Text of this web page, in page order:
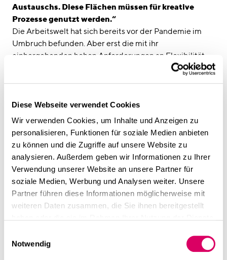
Diese Webseite verwendet Cookies
Wir verwenden Cookies, um Inhalte und Anzeigen zu
personalisieren, Funktionen für soziale Medien anbieten
zu können und die Zugriffe auf unsere Website zu
analysieren. Außerdem geben wir Informationen zu Ihrer
Verwendung unserer Website an unsere Partner für
soziale Medien, Werbung und Analysen weiter. Unsere
Partner führen diese Informationen möglicherweise mit
weiteren Daten zusammen, die Sie ihnen bereitgestellt
Notwendig
Austauschs. Diese Flächen müssen für kreative
Prozesse genutzt werden.“
Die Arbeitswelt hat sich bereits vor der Pandemie im
Umbruch befunden. Aber erst die mit ihr
einhergehenden hohen Anforderungen an Flexibilität
und technische Ausstattung haben die Entwicklung hin
Distanz-Modelle in zahllosen Bereichen als ausreichend
trag- und funktionsfähig erwiesen. Allerdings zu einem
hohen Preis. Denn nicht nur die Gesundheit der
Angestellten droht in Ermangelung ergonomischer
Arbeitsmittel und ausreichender Distanz zwischen
Arbeit und Privatem zu leiden, vor allem dem sozialen
Miteinander und der Identifikation mit dem
Arbeitgeber sind mit der Arbeit von Zuhause aus klare
Grenzen gesetzt. Deshalb versteht Bietau die aktuelle
gestalten: „Die gesellschaftlichen Veränderungen auf
soziokultureller Ebene, die durch die Corona-Pandemie